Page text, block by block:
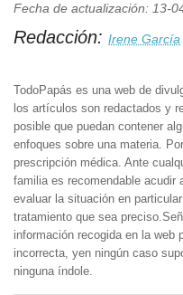
Fecha de actualización: 13-
Redacción: Irene García
TodoPapás es una web de
los artículos son redactados y
posible que puedan contener
enfoques sobre una materia.
prescripción médica. Ante
familia es recomendable acudir
evaluar la situación en
tratamiento que sea
información recogida en la web
incorrecta, yen ningún caso
ninguna índole.